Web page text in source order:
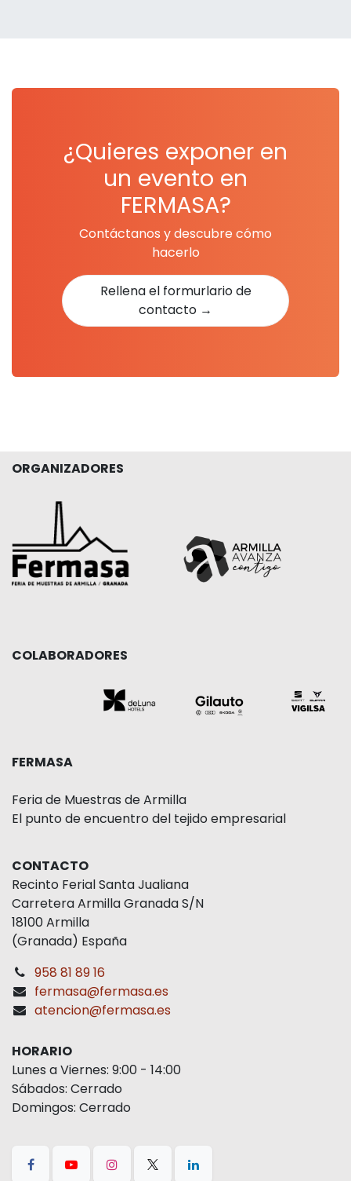
¿Quieres exponer en
un evento en
FERMASA?
Contáctanos y descubre cómo
hacerlo
Rellena el formurlario de
contacto →
ORGANIZADORES
COLABORADORES
FERMASA
Feria de Muestras de Armilla
El punto de encuentro del tejido empresarial
CONTACTO
Recinto Ferial Santa Jualiana
Carretera Armilla Granada S/N
18100 Armilla
(Granada) España
958 81 89 16
fermasa@fermasa.es
atencion@fermasa.es
HORARIO
Lunes a Viernes: 9:00 - 14:00
Sábados: Cerrado
Domingos: Cerrado